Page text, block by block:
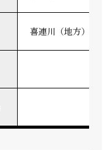
喜連川（地方）